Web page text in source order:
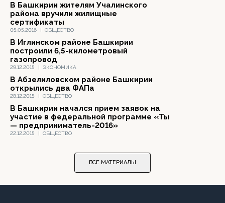
05.05.2016 | ОБЩЕСТВО
В Башкирии жителям Учалинского
района вручили жилищные
сертификаты
29.12.2015 | ЭКОНОМИКА
В Иглинском районе Башкирии
построили 6,5-километровый
газопровод
28.12.2015 | ОБЩЕСТВО
В Абзелиловском районе Башкирии
открылись два ФАПа
22.12.2015 | ОБЩЕСТВО
В Башкирии начался прием заявок на
участие в федеральной программе «Ты
— предприниматель-2016»
ВСЕ МАТЕРИАЛЫ